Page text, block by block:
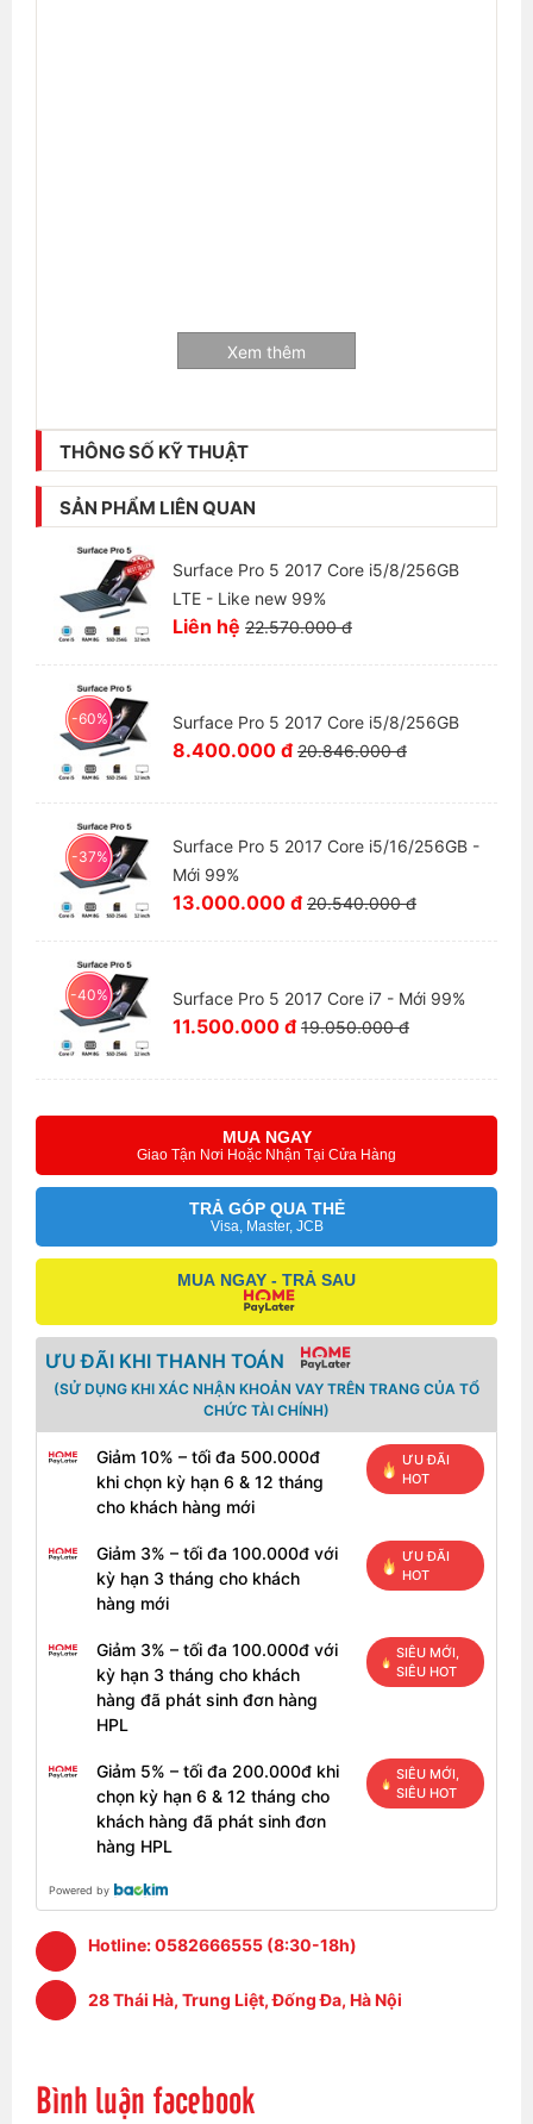
Xem thêm
THÔNG SỐ KỸ THUẬT
SẢN PHẨM LIÊN QUAN
Surface Pro 5 2017 Core i5/8/256GB
LTE - Like new 99%
Liên hệ 22.570.000 đ
-60% Surface Pro 5 2017 Core i5/8/256GB
8.400.000 đ 20.846.000 đ
-37%
Surface Pro 5 2017 Core i5/16/256GB -
Mới 99%
13.000.000 đ 20.540.000 đ
-40% Surface Pro 5 2017 Core i7 - Mới 99%
11.500.000 đ 19.050.000 đ
MUA NGAY
Giao Tận Nơi Hoặc Nhận Tại Cửa Hàng
TRẢ GÓP QUA THẺ
Visa, Master, JCB
MUA NGAY - TRẢ SAU
ƯU ĐÃI KHI THANH TOÁN
(SỬ DỤNG KHI XÁC NHẬN KHOẢN VAY TRÊN TRANG CỦA TỔ
CHỨC TÀI CHÍNH)
Giảm 10% – tối đa 500.000đ
khi chọn kỳ hạn 6 & 12 tháng
cho khách hàng mới
ƯU ĐÃI
HOT
Giảm 3% – tối đa 100.000đ với
kỳ hạn 3 tháng cho khách
hàng mới
ƯU ĐÃI
HOT
Giảm 3% – tối đa 100.000đ với
kỳ hạn 3 tháng cho khách
hàng đã phát sinh đơn hàng
HPL
SIÊU MỚI,
SIÊU HOT
Giảm 5% – tối đa 200.000đ khi
chọn kỳ hạn 6 & 12 tháng cho
khách hàng đã phát sinh đơn
hàng HPL
SIÊU MỚI,
SIÊU HOT
Powered by
Hotline:0582666555 (8:30-18h)
28 Thái Hà, Trung Liệt, Đống Đa, Hà Nội
Bình luận facebook